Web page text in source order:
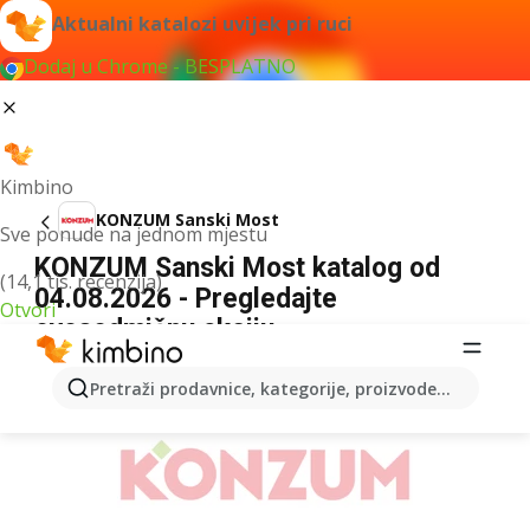
Aktualni katalozi uvijek pri ruci
Dodaj u Chrome - BESPLATNO
Kimbino
Sve ponude na jednom mjestu
(14,1 tis. recenzija)
Otvori
Pretraži prodavnice, kategorije, proizvode...
KONZUM Sanski Most
KONZUM Sanski Most katalog od
04.08.2026 - Pregledajte
ovosedmičnu akciju